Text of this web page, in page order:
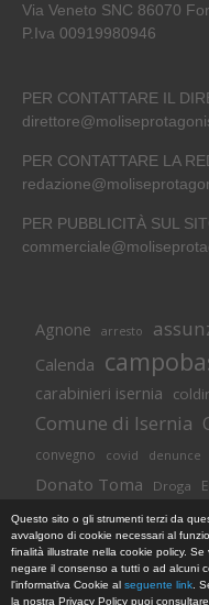
Via Veneto SNC 86070
P.Iva 00919980946
PER CONTATTARE IL
PER CONTATTARE LA
PER PUBBLICITÀ SUL
Agnone arresto
Calenda
carabinieri isernia
Comune di Isernia
convegno covid denunce
Donato Toma Droga
Isernia
neuromed
Pozzilli presidente
© Copyright 2018 -
MoliseProtagonista | Web
Questo sito o gli strumenti terzi da
avvalgono di cookie necessari al
finalità illustrate nella cookie policy.
negare il consenso a tutti o ad alcuni
l'informativa Cookie al seguente link .
la nostra Privacy Policy puoi consultare